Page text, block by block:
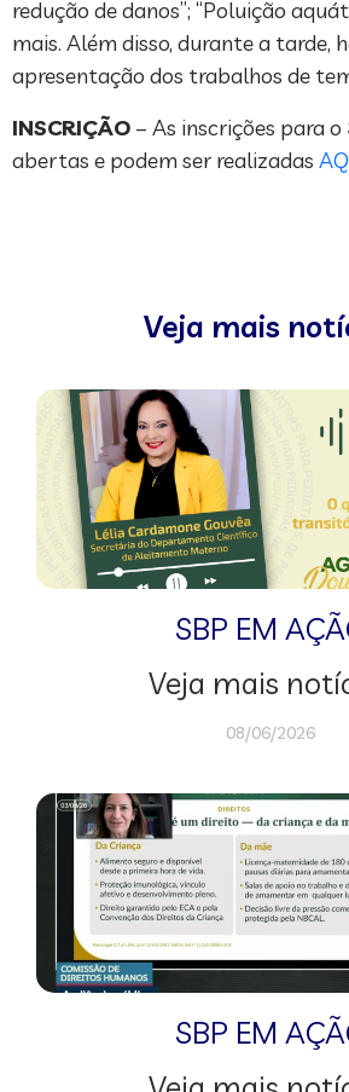
redução de danos”; “Poluição
mais. Além disso, durante a tarde,
apresentação dos trabalhos de
INSCRIÇÃO – As inscrições para
abertas e podem ser realizadas
Veja mais
SBP EM
Veja mais
08/06/2026
SBP EM